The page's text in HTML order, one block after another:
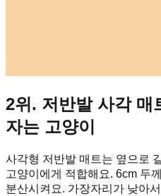
2위. 저반발 사각
자는 고양이
사각형 저반발 매트는 옆으로
고양이에게 적합해요. 6cm 두
분산시켜요. 가장자리가 낮아